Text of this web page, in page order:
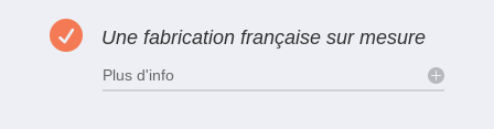
 Une fabrication française sur mesure
Plus d'info